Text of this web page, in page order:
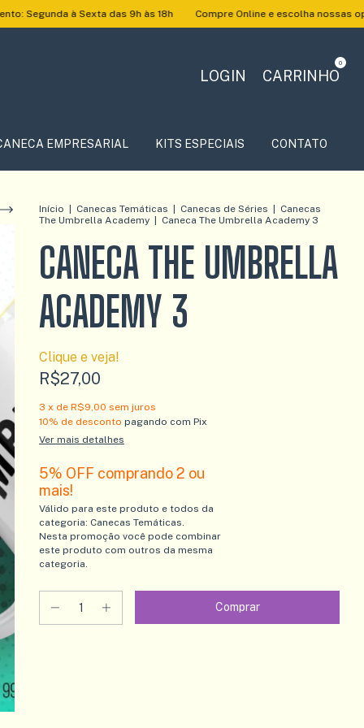
Sexta das 9h às 18h Compre Online e escolha nossas opções de
LOGIN CARRINHO
0
EMPRESARIAL KITS ESPECIAIS CONTATO
Início Canecas Temáticas Canecas de Séries
Canecas
The Umbrella Academy
Caneca The Umbrella Academy 3
CANECA THE UMBRELLA
ACADEMY 3
Clique e veja!
R$27,00
3 x de R$9,00 sem juros
10% de desconto pagando com Pix
Ver mais detalhes
5% OFF comprando 2 ou
mais!
Válido para este produto e todos da
categoria: Canecas Temáticas.
Nesta promoção você pode combinar
este produto com outros da mesma
categoria.